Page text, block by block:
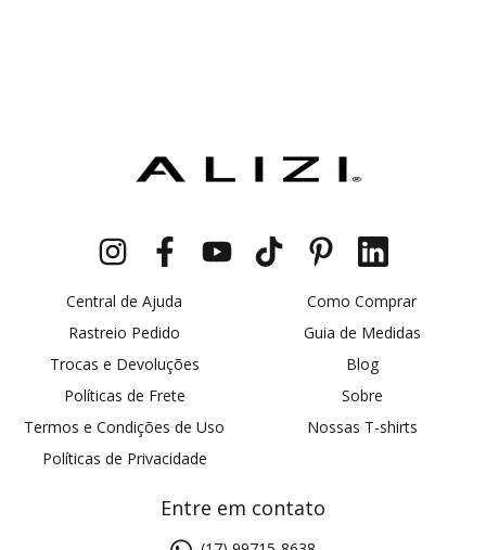
Central de Ajuda
Rastreio Pedido
Trocas e Devoluções
Políticas de Frete
Termos e Condições de Uso
Políticas de Privacidade
Como Comprar
Guia de Medidas
Blog
Sobre
Nossas T-shirts
Entre em contato